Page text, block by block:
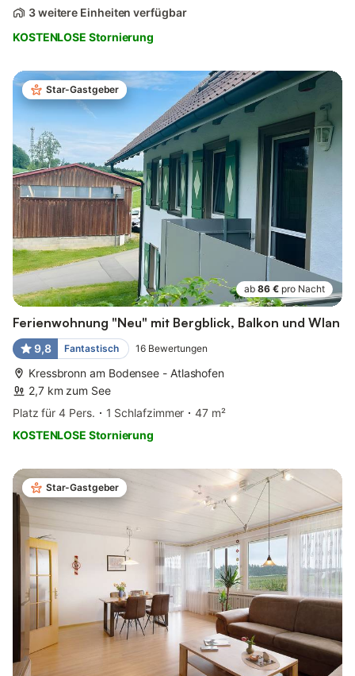
3 weitere Einheiten verfügbar
KOSTENLOSE Stornierung
Star-Gastgeber
ab 86 € pro Nacht
Ferienwohnung "Neu" mit Bergblick, Balkon und Wlan
9,8 Fantastisch 16 Bewertungen
Kressbronn am Bodensee - Atlashofen
2,7 km zum See
Platz für 4 Pers.
1 Schlafzimmer
47 m²
KOSTENLOSE Stornierung
Star-Gastgeber